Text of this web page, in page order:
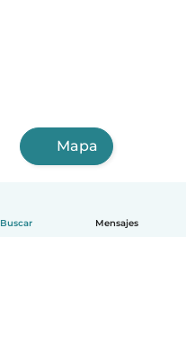
Buscar Mensajes
Mapa